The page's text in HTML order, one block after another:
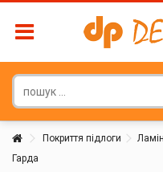
Покриття підлоги
Гарда